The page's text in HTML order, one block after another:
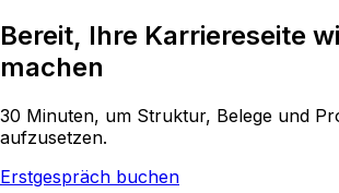
Bereit, Ihre Karriereseite
machen
30 Minuten, um Struktur, Belege und
aufzusetzen.
Erstgespräch buchen